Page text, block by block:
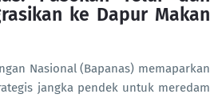
ke Dapur Makan
Nasional (Bapanas) memaparkan
jangka pendek untuk meredam